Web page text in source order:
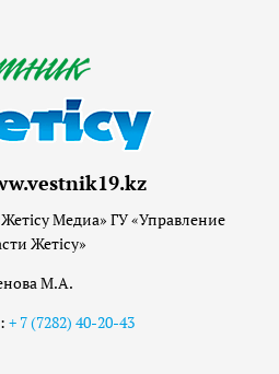
Медиа» ГУ «Управление
Жетісу»
М.А.
+ 7 (7282) 40-20-43